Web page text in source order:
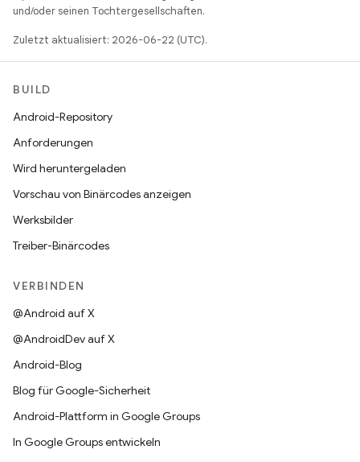
und/oder seinen Tochtergesellschaften.
Zuletzt aktualisiert: 2026-06-22 (UTC).
BUILD
Android-Repository
Anforderungen
Wird heruntergeladen
Vorschau von Binärcodes anzeigen
Werksbilder
Treiber-Binärcodes
VERBINDEN
@Android auf X
@AndroidDev auf X
Android-Blog
Blog für Google-Sicherheit
Android-Plattform in Google Groups
In Google Groups entwickeln